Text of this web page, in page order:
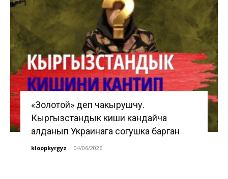
«Золотой» деп чакырушчу.
Кыргызстандык киши кандайча
алданып Украинага согушка барган
kloopkyrgyz - 04/06/2026